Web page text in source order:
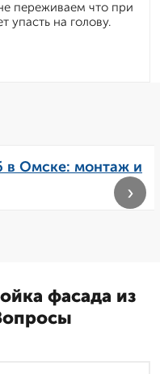
переживаем что при
упасть на голову.
в Омске: монтаж и
›
фасада из